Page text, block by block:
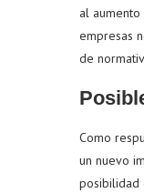
al
empresas
de
Como
un nuevo
posibilidad